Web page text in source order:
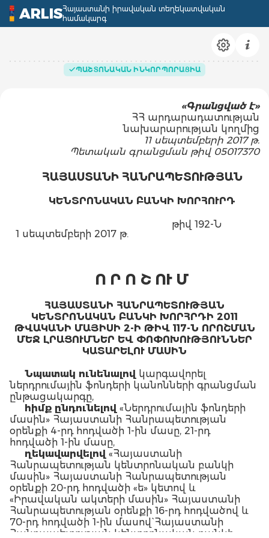
ARLISՀայաստանի իրավական տեղեկատվական
համակարգ
ՊԱՇՏՈՆԱԿԱՆ ԻՆԿՈՐՊՈՐԱՑԻԱ
«Գրանցված է»
ՀՀ արդարադատության
նախարարության կողմից
11 սեպտեմբերի 2017 թ.
Պետական գրանցման թիվ 05017370
ՀԱՅԱՍՏԱՆԻ ՀԱՆՐԱՊԵՏՈՒԹՅԱՆ
ԿԵՆՏՐՈՆԱԿԱՆ ԲԱՆԿԻ ԽՈՐՀՈՒՐԴ
1 սեպտեմբերի 2017 թ.
թիվ 192-Ն
Ո Ր Ո Շ ՈՒ Մ
ՀԱՅԱՍՏԱՆԻ ՀԱՆՐԱՊԵՏՈՒԹՅԱՆ
ԿԵՆՏՐՈՆԱԿԱՆ ԲԱՆԿԻ ԽՈՐՀՐԴԻ 2011
ԹՎԱԿԱՆԻ ՄԱՅԻՍԻ 2-Ի ԹԻՎ 117-Ն ՈՐՈՇՄԱՆ
ՄԵՋ ԼՐԱՑՈՒՄՆԵՐ ԵՎ ՓՈՓՈԽՈՒԹՅՈՒՆՆԵՐ
ԿԱՏԱՐԵԼՈՒ ՄԱՍԻՆ
Նպատակ ունենալով կարգավորել
ներդրումային ֆոնդերի կանոնների գրանցման
ընթացակարգը,
հիմք ընդունելով «Ներդրումային ֆոնդերի
մասին» Հայաստանի Հանրապետության
օրենքի 4-րդ հոդվածի 1-ին մասը, 21-րդ
հոդվածի 1-ին մասը,
ղեկավարվելով «Հայաստանի
Հանրապետության կենտրոնական բանկի
մասին» Հայաստանի Հանրապետության
օրենքի 20-րդ հոդվածի «ե» կետով և
«Իրավական ակտերի մասին» Հայաստանի
Հանրապետության օրենքի 16-րդ հոդվածով և
70-րդ հոդվածի 1-ին մասով` Հայաստանի
Հանրապետության կենտրոնական բանկի